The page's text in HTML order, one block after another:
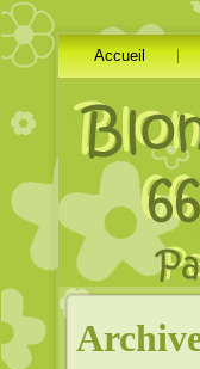
Accueil